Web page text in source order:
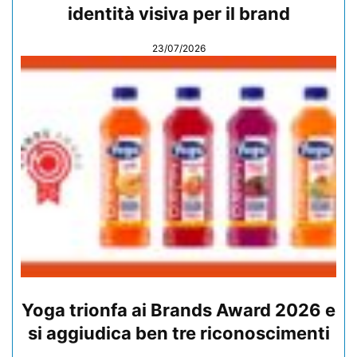
identità visiva per il brand
23/07/2026
Yoga trionfa ai Brands Award 2026 e
si aggiudica ben tre riconoscimenti